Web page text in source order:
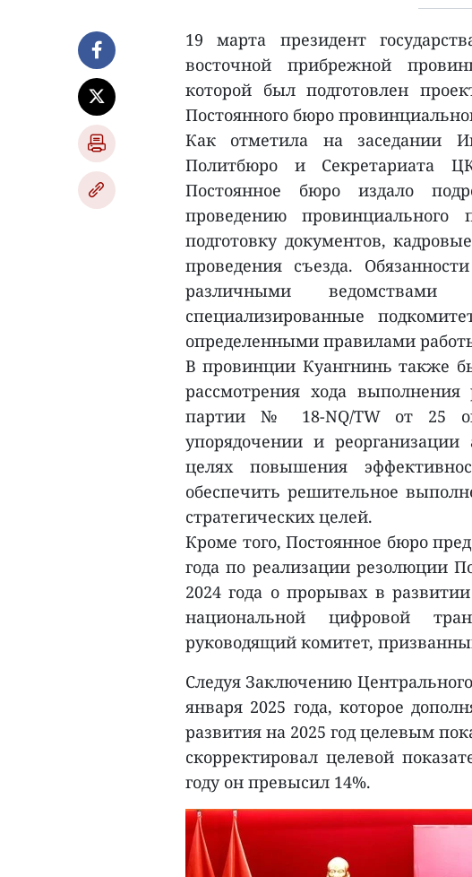
19 марта президент
восточной прибрежной
которой был подготовлен
Постоянного бюро
Как отметила на заседании
Политбюро и Секретариата
Постоянное бюро издало
проведению провинциального
подготовку документов,
проведения съезда.
различными ведомствами
специализированные
определенными правилами
В провинции Куангнинь также
рассмотрения хода
партии № 18-NQ/TW от 25
упорядочении и
целях повышения
обеспечить решительное
стратегических целей.
Кроме того, Постоянное бюро
года по реализации резолюции
2024 года о прорывах в
национальной цифровой
руководящий комитет,
Следуя Заключению
января 2025 года, которое
развития на 2025 год целевым
скорректировал целевой
году он превысил 14%.